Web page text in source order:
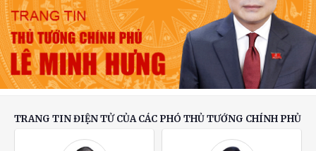
vệ hệ thống' và 'bảo vệ con người'*
Toàn văn phát biểu của Thường trực Ban Bí
thư Trần Cẩm Tú tại Phiên họp toàn thể về đối
ngoại Đảng và đối ngoại nhân dân
TRANG TIN ĐIỆN TỬ CỦA CÁC PHÓ THỦ TƯỚNG CHÍNH PHỦ